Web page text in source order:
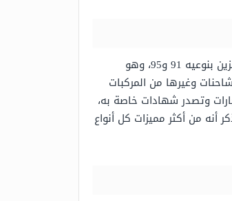
توفر شركة أرامكو السعودية أحد أفضل أنواع الوقود حتى يتم تلبية الاحتياجات اليومية والمتجددة لجميع المحركات، حيث يتواجد وقود البنزين بنوعيه 91 و95، وهو
وغيرها من المركبات
وتصدر شهادات خاصة به،
من أكثر مميزات كل أنواع